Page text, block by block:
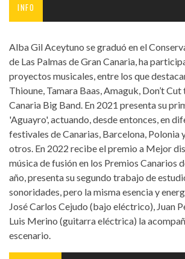
INFO
Alba Gil Aceytuno se graduó en el
de Las Palmas de Gran Canaria, ha
proyectos musicales, entre los que
Thioune, Tamara Baas, Amaguk, Don’t
Canaria Big Band. En 2021 presenta su
'Aguayro', actuando, desde entonces, en
festivales de Canarias, Barcelona, Polonia
otros. En 2022 recibe el premio a Mejor
música de fusión en los Premios Canarios
año, presenta su segundo trabajo de
sonoridades, pero la misma esencia y
José Carlos Cejudo (bajo eléctrico), Juan
Luis Merino (guitarra eléctrica) la
escenario.